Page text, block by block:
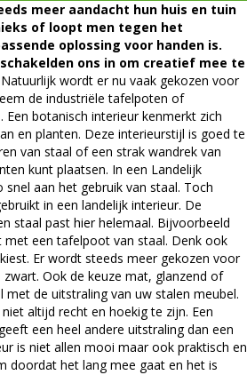
meer aandacht hun huis en tuin
of loopt men tegen het
oplossing voor handen is.
ons in om creatief mee te
Natuurlijk wordt er nu vaak gekozen voor
de industriële tafelpoten of
Een botanisch interieur kenmerkt zich
en planten. Deze interieurstijl is goed te
van staal of een strak wandrek van
kunt plaatsen. In een Landelijk
aan het gebruik van staal. Toch
in een landelijk interieur. De
staal past hier helemaal. Bijvoorbeeld
een tafelpoot van staal. Denk ook
Er wordt steeds meer gekozen voor
Ook de keuze mat, glanzend of
de uitstraling van uw stalen meubel.
altijd recht en hoekig te zijn. Een
een heel andere uitstraling dan een
is niet allen mooi maar ook praktisch en
doordat het lang mee gaat en het is